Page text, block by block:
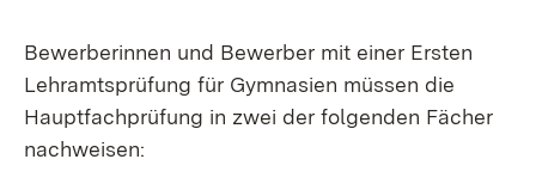
Bewerberinnen und Bewerber mit einer Ersten
Lehramtsprüfung für Gymnasien müssen die
Hauptfachprüfung in zwei der folgenden Fächer
nachweisen: